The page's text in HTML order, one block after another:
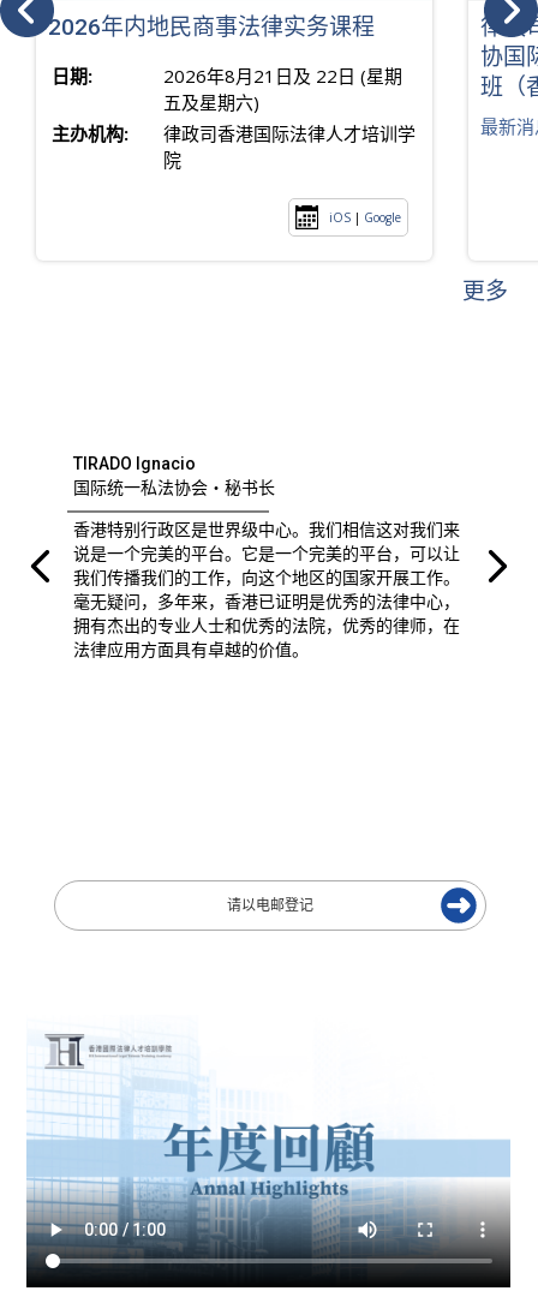
2026年内地民商事法律实务课程
日期:
2026年8月21日及 22日 (星期
五及星期六)
主办机构:
律政司香港国际法律人才培训学
院
iOS | Google
律政
协国
班（
最新
更多
TIRADO Ignacio
国际统一私法协会・秘书长
香港特别行政区是世界级中心。我们相信这对我们来
说是一个完美的平台。它是一个完美的平台，可以让
我们传播我们的工作，向这个地区的国家开展工作。
毫无疑问，多年来，香港已证明是优秀的法律中心，
拥有杰出的专业人士和优秀的法院，优秀的律师，在
法律应用方面具有卓越的价值。